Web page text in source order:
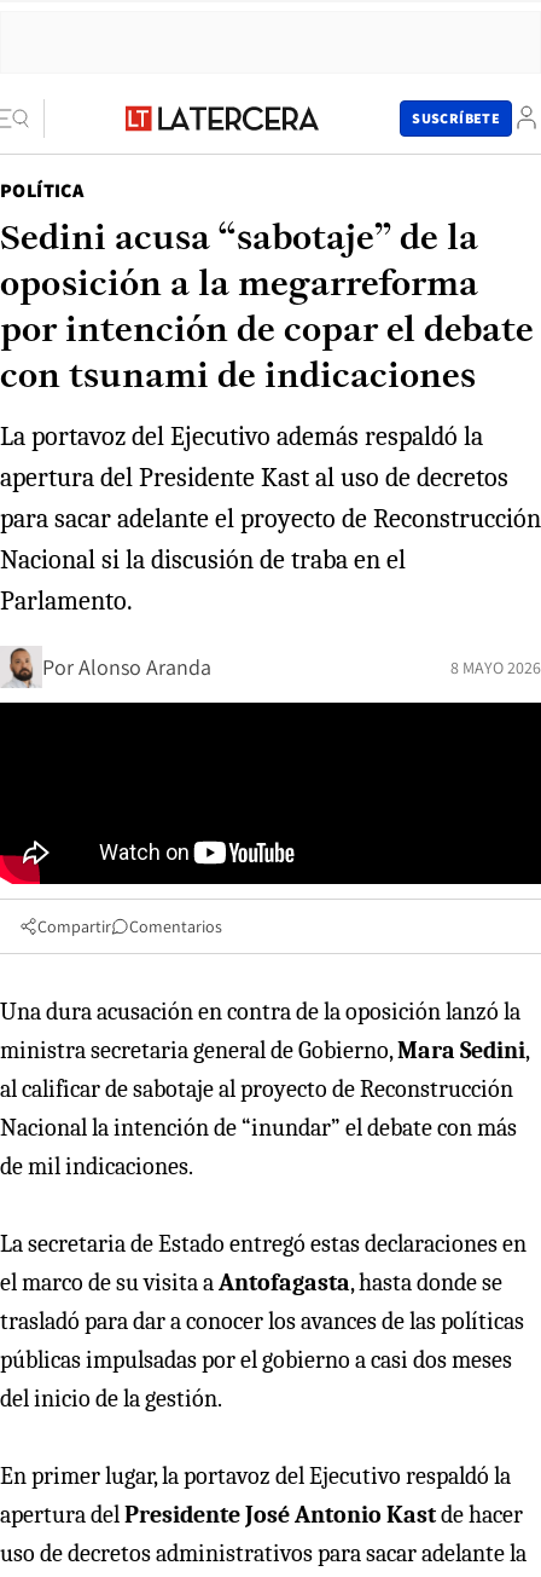
SUSCRÍBETE
POLÍTICA
Sedini acusa “sabotaje” de la
oposición a la megarreforma
por intención de copar el debate
con tsunami de indicaciones
La portavoz del Ejecutivo además respaldó la
apertura del Presidente Kast al uso de decretos
para sacar adelante el proyecto de Reconstrucción
Nacional si la discusión de traba en el
Parlamento.
PorAlonso Aranda 8 MAYO 2026
Compartir Comentarios
Una dura acusación en contra de la oposición lanzó la
ministra secretaria general de Gobierno,Mara Sedini,
al calificar de sabotaje al proyecto de Reconstrucción
Nacional la intención de “inundar” el debate con más
de mil indicaciones.
La secretaria de Estado entregó estas declaraciones en
el marco de su visita aAntofagasta, hasta donde se
trasladó para dar a conocer los avances de las políticas
públicas impulsadas por el gobierno a casi dos meses
del inicio de la gestión.
En primer lugar, la portavoz del Ejecutivo respaldó la
apertura delPresidente José Antonio Kastde hacer
uso de decretos administrativos para sacar adelante la